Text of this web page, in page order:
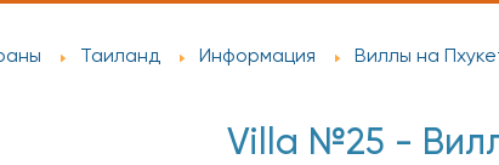
Таиланд Информация Виллы на
Villa №25 -